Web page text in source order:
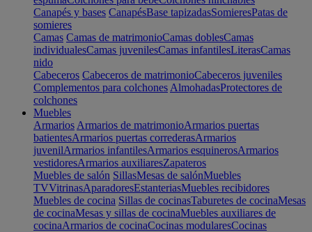
Canapés y bases CanapésBase tapizadasSomieresPatas de
somieres
Camas Camas de matrimonioCamas doblesCamas
individualesCamas juvenilesCamas infantilesLiterasCamas
nido
Cabeceros Cabeceros de matrimonioCabeceros juveniles
Complementos para colchones AlmohadasProtectores de
colchones
Muebles
Armarios Armarios de matrimonioArmarios puertas
batientesArmarios puertas correderasArmarios
juvenilArmarios infantilesArmarios esquinerosArmarios
vestidoresArmarios auxiliaresZapateros
Muebles de salón SillasMesas de salónMuebles
TVVitrinasAparadoresEstanteriasMuebles recibidores
Muebles de cocina Sillas de cocinasTaburetes de cocinaMesas
de cocinaMesas y sillas de cocinaMuebles auxiliares de
cocinaArmarios de cocinaCocinas modularesCocinas